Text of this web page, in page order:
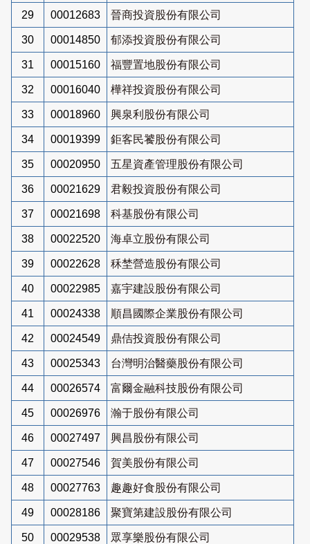
29 00012683 晉商投資股份有限公司
30 00014850 郁添投資股份有限公司
31 00015160 福豐置地股份有限公司
32 00016040 樺祥投資股份有限公司
33 00018960 興泉利股份有限公司
34 00019399 鉅客民饕股份有限公司
35 00020950 五星資產管理股份有限公司
36 00021629 君毅投資股份有限公司
37 00021698 科基股份有限公司
38 00022520 海卓立股份有限公司
39 00022628 秝埜營造股份有限公司
40 00022985 嘉宇建設股份有限公司
41 00024338 順昌國際企業股份有限公司
42 00024549 鼎佶投資股份有限公司
43 00025343 台灣明治醫藥股份有限公司
44 00026574 富爾金融科技股份有限公司
45 00026976 瀚于股份有限公司
46 00027497 興昌股份有限公司
47 00027546 賀美股份有限公司
48 00027763 趣趣好食股份有限公司
49 00028186 聚寶第建設股份有限公司
50 00029538
眾享樂股份有限公司